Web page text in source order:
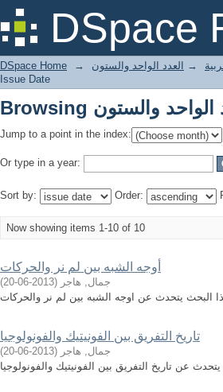
DSpace
DSpace Home → →
العدد الواحد والستون
Issue Date
Jump to a point in the index:
Or type in a year:
Sort by: Order:
Now showing items 1-10 of 10
أوجه الشبه بين لم نر والحركات
جمال, هاجر (
2013-06-20
)
البحث يتحدث عن اوجه الشبه بين لم نر والحركات
تاريخ التفريق بين الفونيتيك والفونولوجيا
جمال, هاجر (
2013-06-20
)
عن تاريخ التفريق بين الفونيتيك والفونولوجيا